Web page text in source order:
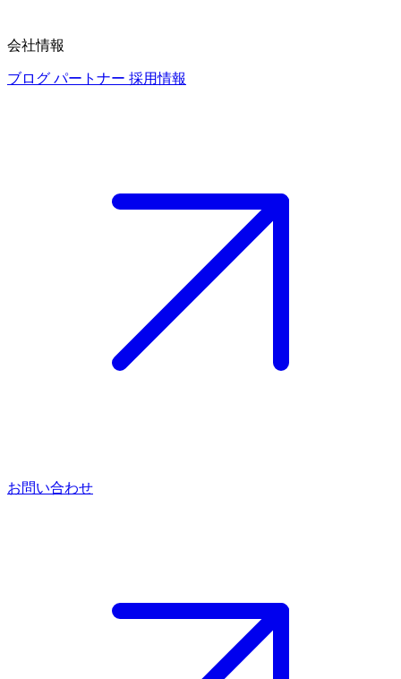
会社情報
ブログ パートナー 採用情報
お問い合わせ